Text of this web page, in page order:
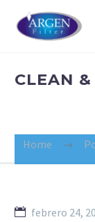
CLEAN
Home
febrero 24,